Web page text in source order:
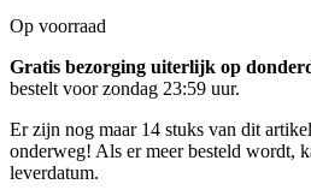
Op voorraad
Gratis bezorging uiterlijk op
bestelt voorzondag 23:59 uur.
Er zijn nog maar 14 stuks van dit
onderweg! Als er meer besteld wordt,
leverdatum.